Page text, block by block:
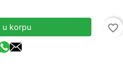
u korpu
favorite_border